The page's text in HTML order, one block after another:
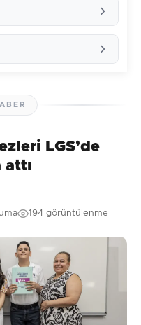
yorumu siz yapın!
LGS’de
attı
194 görüntülenme